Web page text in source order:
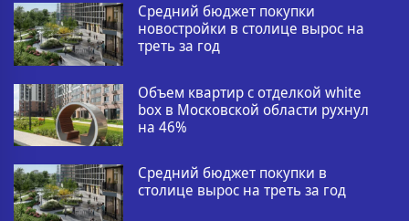
Средний бюджет покупки
новостройки в столице вырос на
треть за год
Объем квартир с отделкой white
box в Московской области рухнул
на 46%
Средний бюджет покупки в
столице вырос на треть за год